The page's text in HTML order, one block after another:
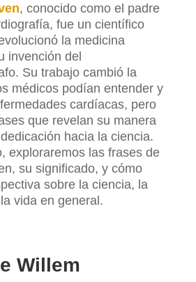
, conocido como el padre
fue un científico
la medicina
invención del
Su trabajo cambió la
médicos podían entender y
cardíacas, pero
que revelan su manera
hacia la ciencia.
exploraremos las frases de
su significado, y cómo
sobre la ciencia, la
vida en general.
Willem